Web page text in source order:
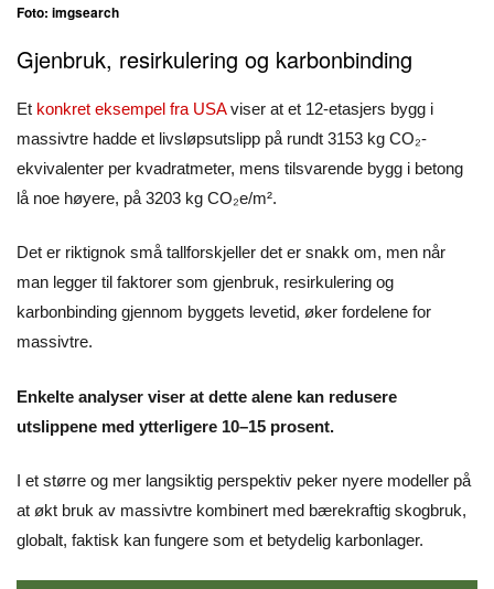
Foto: imgsearch
Gjenbruk, resirkulering og karbonbinding
Et konkret eksempel fra USAviser at et 12-etasjers bygg i
massivtre hadde et livsløpsutslipp på rundt 3153 kg CO₂-
ekvivalenter per kvadratmeter, mens tilsvarende bygg i betong
lå noe høyere, på 3203 kg CO₂e/m².
Det er riktignok små tallforskjeller det er snakk om, men når
man legger til faktorer som gjenbruk, resirkulering og
karbonbinding gjennom byggets levetid, øker fordelene for
massivtre.
Enkelte analyser viser at dette alene kan redusere
utslippene med ytterligere 10–15 prosent.
I et større og mer langsiktig perspektiv peker nyere modeller på
at økt bruk av massivtre kombinert med bærekraftig skogbruk,
globalt, faktisk kan fungere som et betydelig karbonlager.